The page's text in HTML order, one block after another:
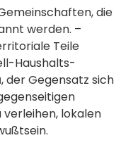
die
werden. –
Teile
Haushalts-
der Gegensatz sich
lokalen